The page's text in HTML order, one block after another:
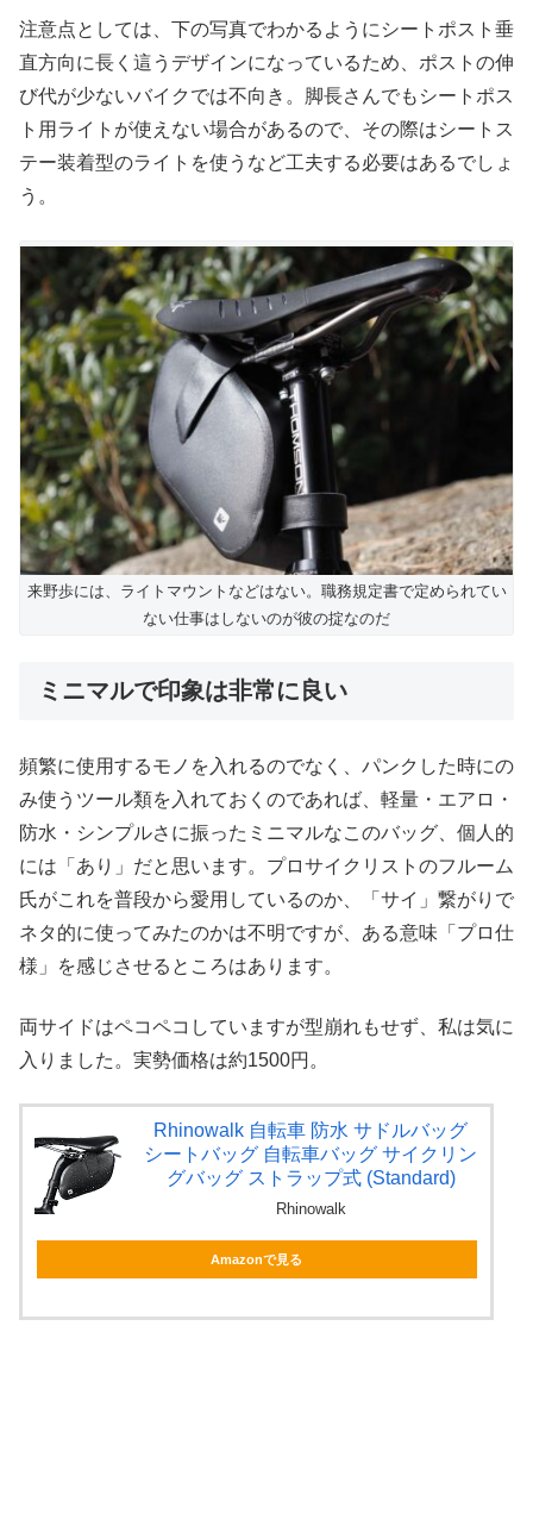
注意点としては、下の写真でわかるようにシートポスト垂
直方向に長く這うデザインになっているため、ポストの伸
び代が少ないバイクでは不向き。脚長さんでもシートポス
ト用ライトが使えない場合があるので、その際はシートス
テー装着型のライトを使うなど工夫する必要はあるでしょ
う。
来野歩には、ライトマウントなどはない。職務規定書で定められてい
ない仕事はしないのが彼の掟なのだ
ミニマルで印象は非常に良い
頻繁に使用するモノを入れるのでなく、パンクした時にの
み使うツール類を入れておくのであれば、軽量・エアロ・
防水・シンプルさに振ったミニマルなこのバッグ、個人的
には「あり」だと思います。プロサイクリストのフルーム
氏がこれを普段から愛用しているのか、「サイ」繋がりで
ネタ的に使ってみたのかは不明ですが、ある意味「プロ仕
様」を感じさせるところはあります。
両サイドはペコペコしていますが型崩れもせず、私は気に
入りました。実勢価格は約1500円。
Rhinowalk 自転車 防水 サドルバッグ
シートバッグ 自転車バッグ サイクリン
グバッグ ストラップ式 (Standard)
Rhinowalk
Amazonで見る